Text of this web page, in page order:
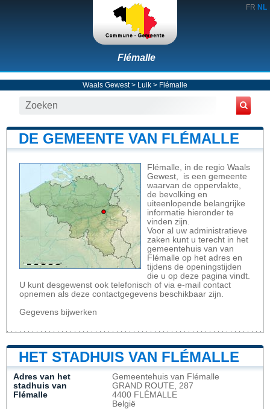
FR NL
Flémalle
Waals Gewest> Luik > Flémalle
DE GEMEENTE VAN FLÉMALLE
Flémalle, in de regio Waals
Gewest, is een gemeente
waarvan de oppervlakte,
de bevolking en
uiteenlopende belangrijke
informatie hieronder te
vinden zijn.
Voor al uw administratieve
zaken kunt u terecht in het
gemeentehuis van van
Flémalle op het adres en
tijdens de openingstijden
die u op deze pagina vindt.
U kunt desgewenst ook telefonisch of via e-mail contact
opnemen als deze contactgegevens beschikbaar zijn.
Gegevens bijwerken
HET STADHUIS VAN FLÉMALLE
Adres van het
stadhuis van
Flémalle
Gemeentehuis van Flémalle
GRAND ROUTE, 287
4400 FLÉMALLE
België